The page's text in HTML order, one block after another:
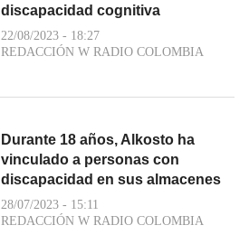
discapacidad cognitiva
22/08/2023 - 18:27
REDACCIÓN W RADIO COLOMBIA
Durante 18 años, Alkosto ha
vinculado a personas con
discapacidad en sus almacenes
28/07/2023 - 15:11
REDACCIÓN W RADIO COLOMBIA